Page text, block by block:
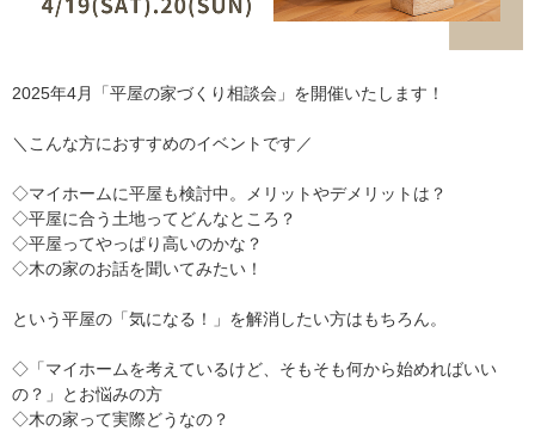
2025年4月「平屋の家づくり相談会」を開催いたします！
＼こんな方におすすめのイベントです／
◇マイホームに平屋も検討中。メリットやデメリットは？
◇平屋に合う土地ってどんなところ？
◇平屋ってやっぱり高いのかな？
◇木の家のお話を聞いてみたい！
という平屋の「気になる！」を解消したい方はもちろん。
◇「マイホームを考えているけど、そもそも何から始めればいい
の？」とお悩みの方
◇木の家って実際どうなの？